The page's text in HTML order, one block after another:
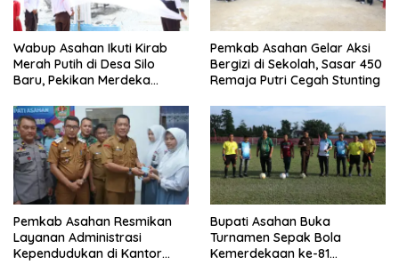
Wabup Asahan Ikuti Kirab
Merah Putih di Desa Silo
Baru, Pekikan Merdeka
Pemkab Asahan Gelar Aksi
Bergizi di Sekolah, Sasar 450
Remaja Putri Cegah Stunting
Pemkab Asahan Resmikan
Layanan Administrasi
Kependudukan di Kantor
Bupati Asahan Buka
Turnamen Sepak Bola
Kemerdekaan ke-81